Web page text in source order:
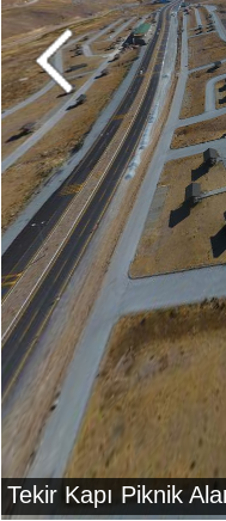
Tekir Kapı Piknik